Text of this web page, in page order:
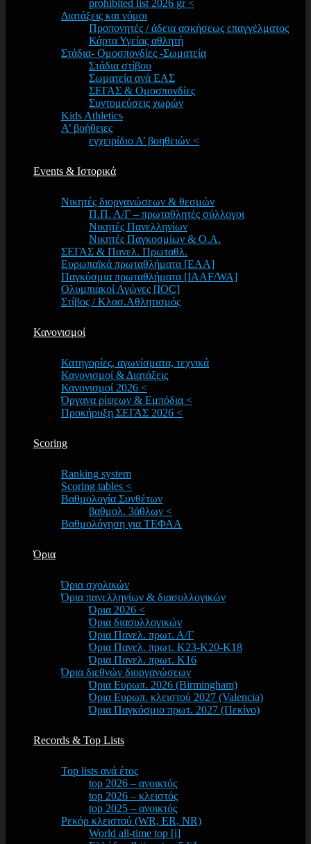
prohibited list 2026 gr <
Διατάξεις και νόμοι
Προπονητές / άδεια ασκήσεως επαγγέλματος
Κάρτα Υγείας αθλητή
Στάδια- Ομοσπονδίες -Σωματεία
Στάδια στίβου
Σωματεία ανά ΕΑΣ
ΣΕΓΑΣ & Ομοσπονδίες
Συντομεύσεις χωρών
Kids Athletics
Α’ βοήθειες
εγχειρίδιο Α’ βοηθειών <
Events & Ιστορικά
Νικητές διοργανώσεων & θεσμών
Π.Π. Α/Γ – πρωταθλητές σύλλογοι
Νικητές Πανελληνίων
Νικητές Παγκοσμίων & Ο.Α.
ΣΕΓΑΣ & Πανελ. Πρωταθλ.
Ευρωπαϊκά πρωταθλήματα [EAA]
Παγκόσμια πρωταθλήματα [IAAF/WA]
Ολυμπιακοί Αγώνες [IOC]
Στίβος / Κλασ.Αθλητισμός
Κανονισμοί
Κατηγορίες, αγωνίσματα, τεχνικά
Κανονισμοί & Διατάξεις
Κανονισμοί 2026 <
Όργανα ρίψεων & Εμπόδια <
Προκήρυξη ΣΕΓΑΣ 2026 <
Scoring
Ranking system
Scoring tables <
Βαθμολογία Συνθέτων
βαθμολ. 3άθλων <
Βαθμολόγηση για ΤΕΦΑΑ
Όρια
Όρια σχολικών
Όρια πανελληνίων & διασυλλογικών
Όρια 2026 <
Όρια διασυλλογικών
Όρια Πανελ. πρωτ. Α/Γ
Όρια Πανελ. πρωτ. Κ23-Κ20-Κ18
Όρια Πανελ. πρωτ. Κ16
Όρια διεθνών διοργανώσεων
Όρια Ευρωπ. 2026 (Birmingham)
Όρια Ευρωπ. κλειστού 2027 (Valencia)
Όρια Παγκόσμιο πρωτ. 2027 (Πεκίνο)
Records & Top Lists
Top lists ανά έτος
top 2026 – ανοικτός
top 2026 – κλειστός
top 2025 – ανοικτός
Ρεκόρ κλειστού (WR, ER, NR)
World all-time top [i]